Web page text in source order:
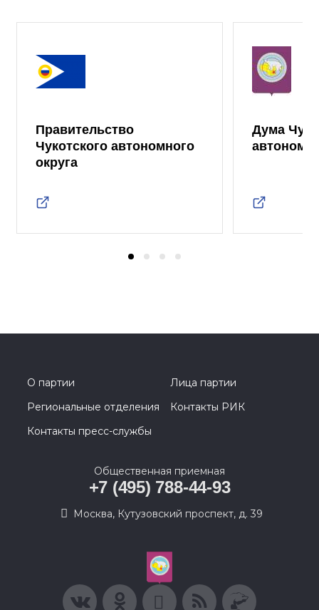
Правительство
Чукотского автономного
округа
Дума
О партии
Лица партии
Региональные отделения
Контакты РИК
Контакты пресс-службы
Общественная приемная
+7 (495) 788-44-93
Москва, Кутузовский проспект, д. 39